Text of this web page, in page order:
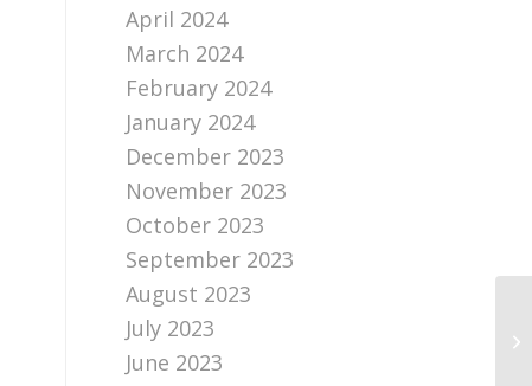
April 2024
March 2024
February 2024
January 2024
December 2023
November 2023
October 2023
September 2023
August 2023
July 2023
June 2023